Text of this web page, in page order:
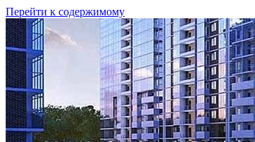
Перейти к содержимому